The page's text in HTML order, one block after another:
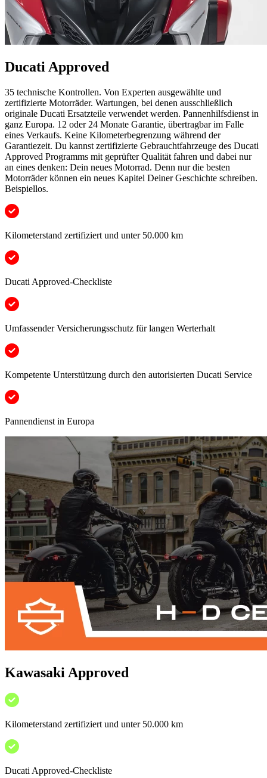
Ducati Approved
35 technische Kontrollen. Von Experten ausgewählte und
zertifizierte Motorräder. Wartungen, bei denen ausschließlich
originale Ducati Ersatzteile verwendet werden. Pannenhilfsdienst in
ganz Europa. 12 oder 24 Monate Garantie, übertragbar im Falle
eines Verkaufs. Keine Kilometerbegrenzung während der
Garantiezeit. Du kannst zertifizierte Gebrauchtfahrzeuge des Ducati
Approved Programms mit geprüfter Qualität fahren und dabei nur
an eines denken: Dein neues Motorrad. Denn nur die besten
Motorräder können ein neues Kapitel Deiner Geschichte schreiben.
Beispiellos.
Kilometerstand zertifiziert und unter 50.000 km
Ducati Approved-Checkliste
Umfassender Versicherungsschutz für langen Werterhalt
Kompetente Unterstützung durch den autorisierten Ducati Service
Pannendienst in Europa
Kawasaki Approved
Kilometerstand zertifiziert und unter 50.000 km
Ducati Approved-Checkliste